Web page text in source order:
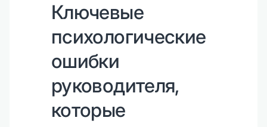
Ключевые
психологические
ошибки
руководителя,
которые